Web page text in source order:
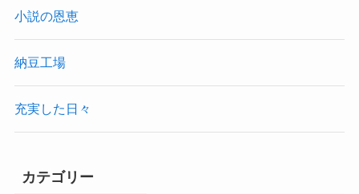
小説の恩恵
納豆工場
充実した日々
カテゴリー